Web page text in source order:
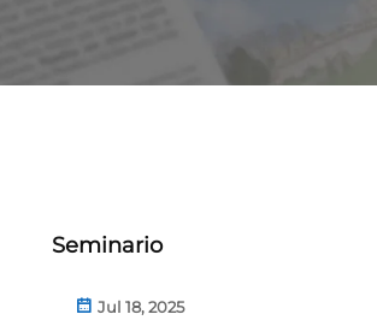
Seminario
Jul 18, 2025